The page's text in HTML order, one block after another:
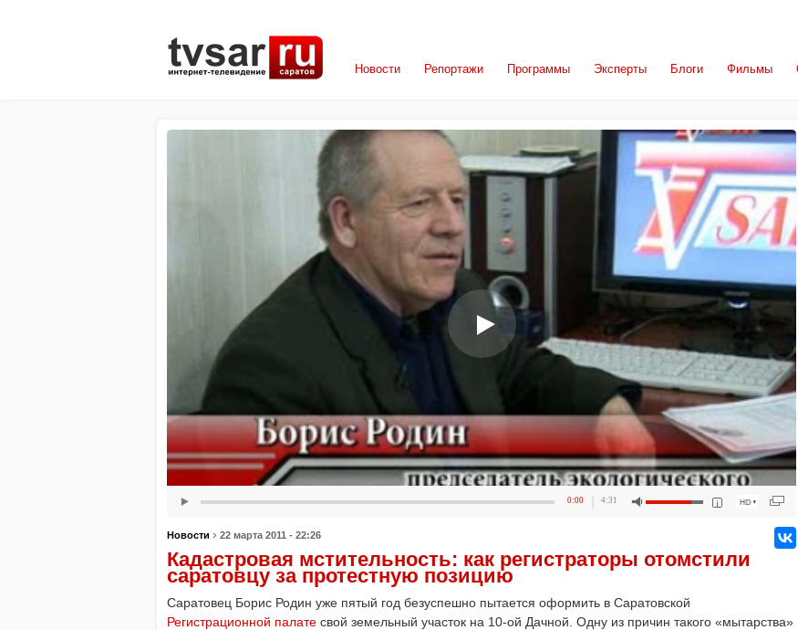
Новости Репортажи Программы Эксперты Блоги Фильмы
0:00 4:31
Новости › 22 марта 2011 - 22:26
Кадастровая мстительность: как регистраторы отомстили
саратовцу за протестную позицию
Саратовец Борис Родин уже пятый год безуспешно пытается оформить в Саратовской
Регистрационной палате свой земельный участок на 10-ой Дачной. Одну из причин такого «мытарства»